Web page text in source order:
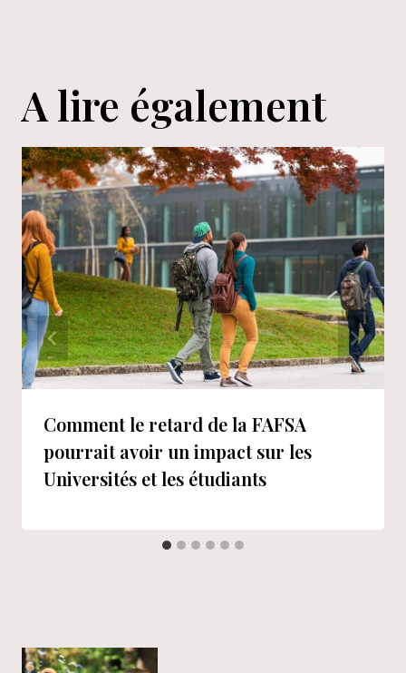
A lire également
Comment le retard de la FAFSA
pourrait avoir un impact sur les
Universités et les étudiants